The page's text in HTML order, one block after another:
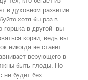
в духовном развитии,
хотя бы раз в
горшка в другой, вы
корни, ведь вы
никогда не станет
верующего в
быть плоды. Но
не будет без